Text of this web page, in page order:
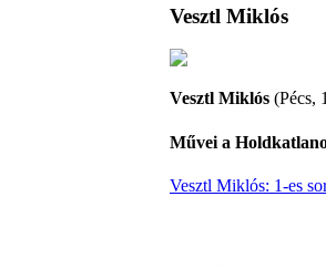
Vesztl Miklós
Vesztl Miklós (Pécs,
Művei a
Vesztl Miklós: 1-es